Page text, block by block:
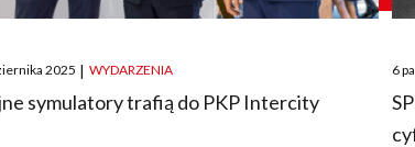
2025 | WYDARZENIA
symulatory trafią do PKP Intercity
on
6